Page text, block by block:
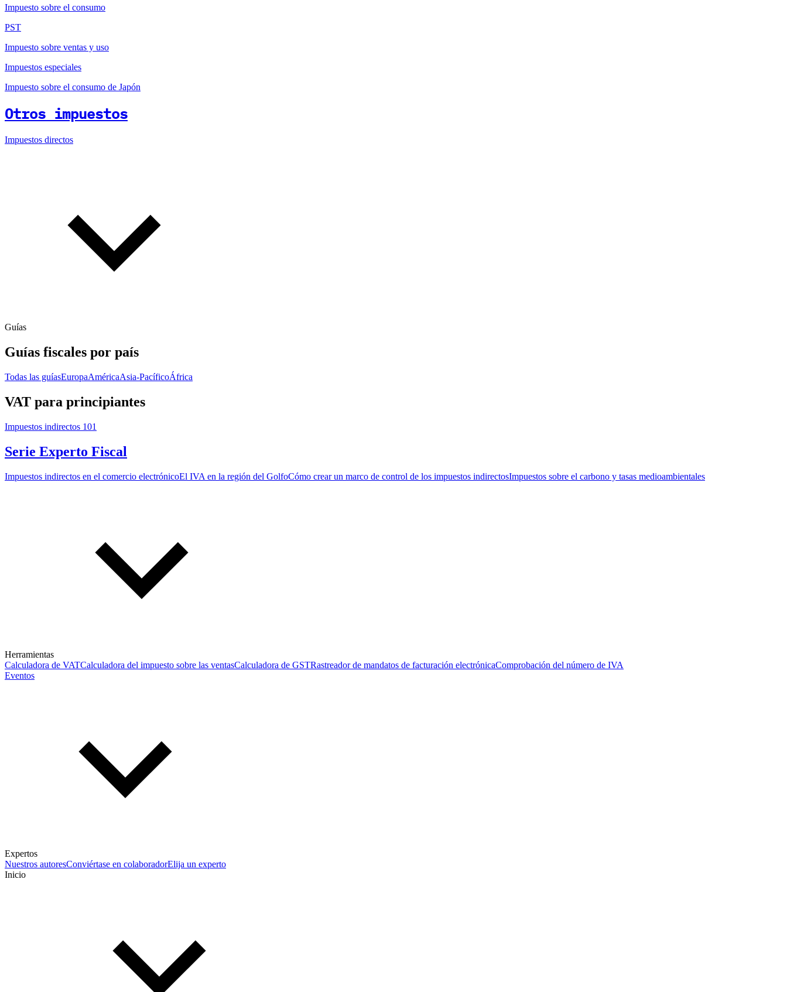
Impuesto sobre el consumo
PST
Impuesto sobre ventas y uso
Impuestos especiales
Impuesto sobre el consumo de Japón
Otros impuestos
Impuestos directos
Guías
Guías fiscales por país
Todas las guíasEuropaAméricaAsia-PacíficoÁfrica
VAT para principiantes
Impuestos indirectos 101
Serie Experto Fiscal
Impuestos indirectos en el comercio electrónicoEl IVA en la región del GolfoCómo crear un marco de control de los impuestos indirectosImpuestos sobre el carbono y tasas medioambientales
Herramientas
Calculadora de VATCalculadora del impuesto sobre las ventasCalculadora de GSTRastreador de mandatos de facturación electrónicaComprobación del número de IVA
Eventos
Expertos
Nuestros autoresConviértase en colaboradorElija un experto
Inicio